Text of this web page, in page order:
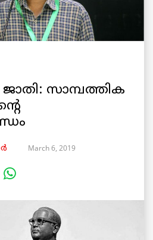
സാമ്പത്തിക
March 6, 2019